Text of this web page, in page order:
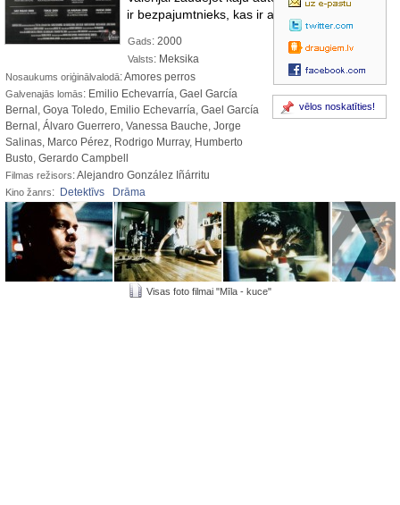
ir bezpajumtnieks, kas ir avārijas aculiecinieks
vēlos noskatīties!
Gads: 2000
Valsts: Meksika
Nosaukums oriģinālvalodā: Amores perros
Galvenajās lomās: Emilio Echevarría, Gael García
Bernal, Goya Toledo, Emilio Echevarría, Gael García
Bernal, Álvaro Guerrero, Vanessa Bauche, Jorge
Salinas, Marco Pérez, Rodrigo Murray, Humberto
Busto, Gerardo Campbell
Filmas režisors: Alejandro González Iñárritu
Kino žanrs: Detektīvs Drāma
Visas foto filmai "Mīla - kuce"